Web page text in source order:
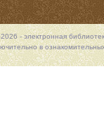
- электронная
в